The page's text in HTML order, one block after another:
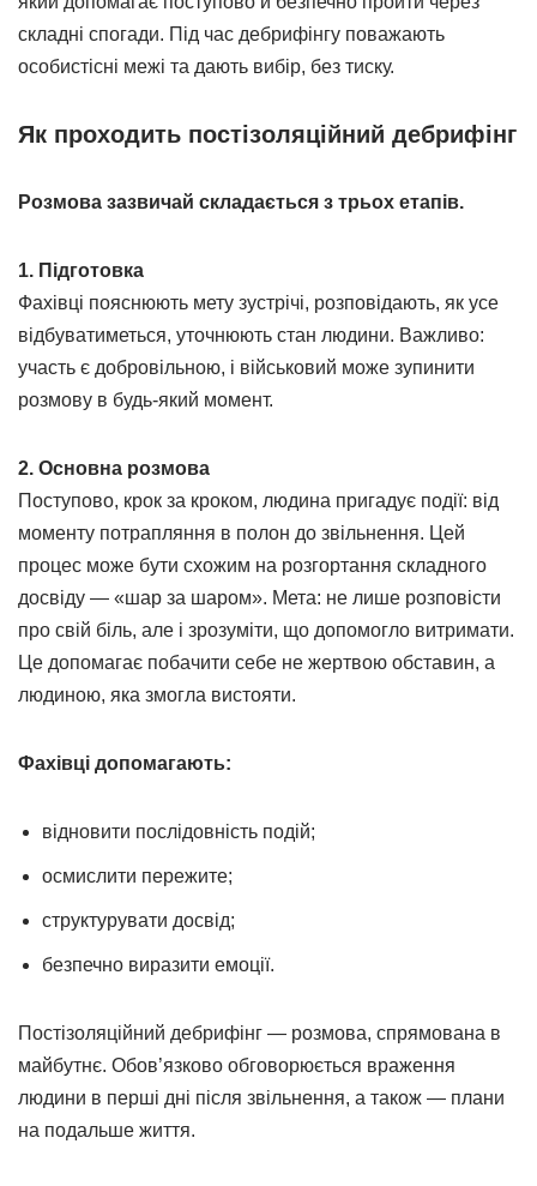
складні спогади. Під час дебрифінгу поважають
особистісні межі та дають вибір, без тиску.
Як проходить постізоляційний дебрифінг
Розмова зазвичай складається з трьох етапів.
1. Підготовка
Фахівці пояснюють мету зустрічі, розповідають, як усе
відбуватиметься, уточнюють стан людини. Важливо:
участь є добровільною, і військовий може зупинити
розмову в будь-який момент.
2. Основна розмова
Поступово, крок за кроком, людина пригадує події: від
моменту потрапляння в полон до звільнення. Цей
процес може бути схожим на розгортання складного
досвіду — «шар за шаром». Мета: не лише розповісти
про свій біль, але і зрозуміти, що допомогло витримати.
Це допомагає побачити себе не жертвою обставин, а
людиною, яка змогла вистояти.
Фахівці допомагають:
відновити послідовність подій;
осмислити пережите;
структурувати досвід;
безпечно виразити емоції.
Постізоляційний дебрифінг — розмова, спрямована в
майбутнє. Обов’язково обговорюється враження
людини в перші дні після звільнення, а також — плани
на подальше життя.